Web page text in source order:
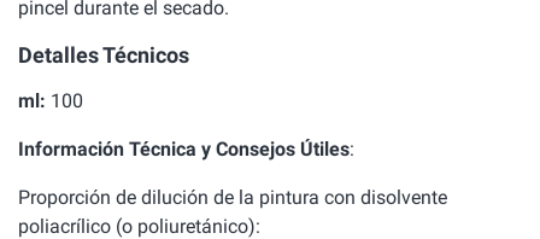
pincel durante el secado.
Detalles Técnicos
ml: 100
Información Técnica y Consejos Útiles:
Proporción de dilución de la pintura con disolvente
poliacrílico (o poliuretánico):